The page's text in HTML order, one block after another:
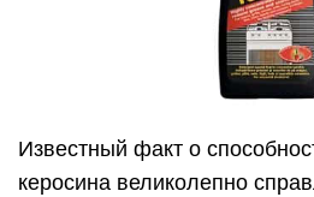
Известный факт о
керосина великолепно